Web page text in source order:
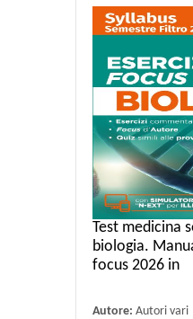
Test medicina
biologia.
focus 2026 in
Autore: Autori vari